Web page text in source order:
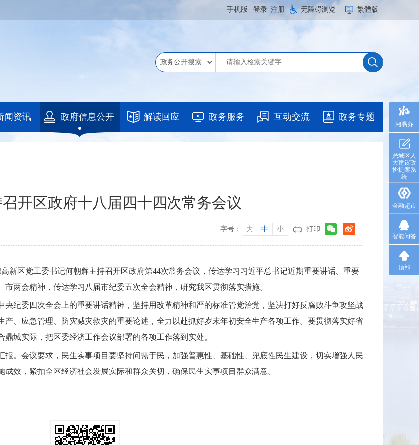
手机版 登录 注册 无障碍浏览 繁體版
闻资讯 政府信息公开 解读回应 政务服务 互动交流 政务专题
开区政府十八届四十四次常务会议
字号： 大 中 小 打印
新区党工委书记何朝辉主持召开区政府第44次常务会议，传达学习习近平总书记近期重要讲话、重要
两会精神，传达学习八届市纪委五次全会精神，研究我区贯彻落实措施。
纪委四次全会上的重要讲话精神，坚持用改革精神和严的标准管党治党，坚决打好反腐败斗争攻坚战
、应急管理、防灾减灾救灾的重要论述，全力以赴抓好岁末年初安全生产各项工作。要贯彻落实好省
城实际，把区委经济工作会议部署的各项工作落到实处。
报。会议要求，民生实事项目要坚持问需于民，加强普惠性、基础性、兜底性民生建设，切实增强人民
效，紧扣全区经济社会发展实际和群众关切，确保民生实事项目群众满意。
湘易办
鼎城区人
大建议政
协提案系
统
金融超市
智能问答
顶部